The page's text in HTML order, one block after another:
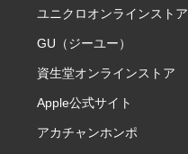
ユニクロオンラインストア
GU（ジーユー）
資生堂オンラインストア
Apple公式サイト
アカチャンホンポ